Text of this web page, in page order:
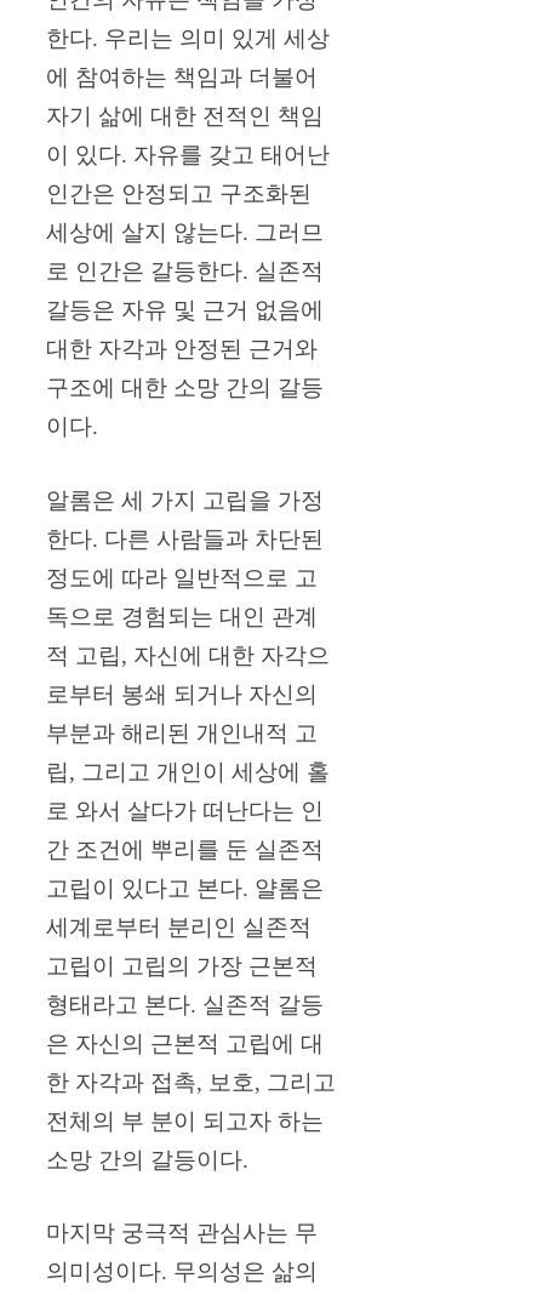
한다. 우리는 의미 있게 세상
에 참여하는 책임과 더불어
자기 삶에 대한 전적인 책임
이 있다. 자유를 갖고 태어난
인간은 안정되고 구조화된
세상에 살지 않는다. 그러므
로 인간은 갈등한다. 실존적
갈등은 자유 및 근거 없음에
대한 자각과 안정된 근거와
구조에 대한 소망 간의 갈등
이다.
알롬은 세 가지 고립을 가정
한다. 다른 사람들과 차단된
정도에 따라 일반적으로 고
독으로 경험되는 대인 관계
적 고립, 자신에 대한 자각으
로부터 봉쇄 되거나 자신의
부분과 해리된 개인내적 고
립, 그리고 개인이 세상에 홀
로 와서 살다가 떠난다는 인
간 조건에 뿌리를 둔 실존적
고립이 있다고 본다. 얄롬은
세계로부터 분리인 실존적
고립이 고립의 가장 근본적
형태라고 본다. 실존적 갈등
은 자신의 근본적 고립에 대
한 자각과 접촉, 보호, 그리고
전체의 부 분이 되고자 하는
소망 간의 갈등이다.
마지막 궁극적 관심사는 무
의미성이다. 무의성은 삶의